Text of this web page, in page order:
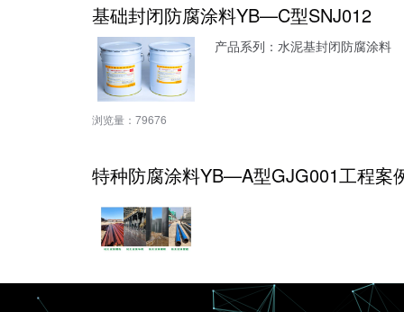
基础封闭防腐涂料YB—C型SNJ012
产品系列：水泥基封闭防腐涂料
浏览量： 79676
特种防腐涂料YB—A型GJG001工程案